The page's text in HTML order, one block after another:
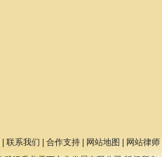
联系我们 合作支持 网站地图 网站律师